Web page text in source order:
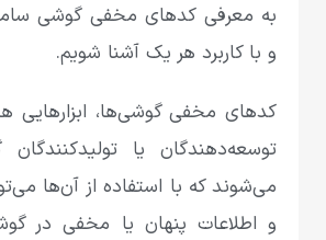
به معرفی کدهای مخفی گوشی
و با کاربرد هر یک آشنا شویم.
کدهای مخفی گوشی‌ها، ابزارهایی
توسعه‌دهندگان یا
می‌شوند که با استفاده از آن‌ها
و اطلاعات پنهان یا مخفی در